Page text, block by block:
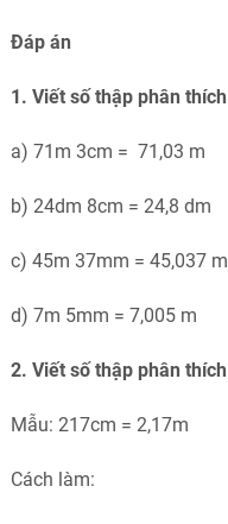
Đáp án
1. Viết số thập phân
a) 71m 3cm = 71,03 m
b) 24dm 8cm = 24,8 dm
c) 45m 37mm = 45,037 m
d) 7m 5mm = 7,005 m
2. Viết số thập phân
Mẫu: 217cm = 2,17m
Cách làm: